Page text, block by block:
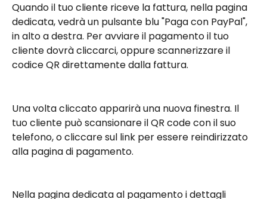
Quando il tuo cliente riceve la fattura, nella pagina
dedicata, vedrà un pulsante blu "Paga con PayPal",
in alto a destra. Per avviare il pagamento il tuo
cliente dovrà cliccarci, oppure scannerizzare il
codice QR direttamente dalla fattura.
Una volta cliccato apparirà una nuova finestra. Il
tuo cliente può scansionare il QR code con il suo
telefono, o cliccare sul link per essere reindirizzato
alla pagina di pagamento.
Nella pagina dedicata al pagamento i dettagli